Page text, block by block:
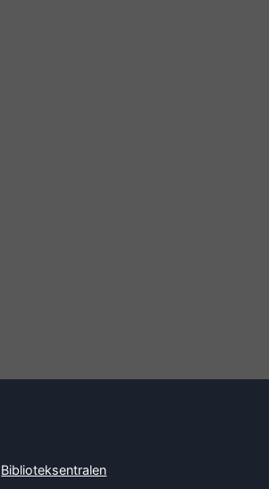
Biblioteksentralen